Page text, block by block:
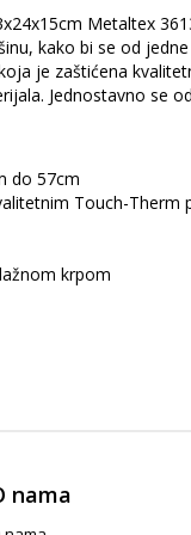
Metaltex
kako bi se od
je zaštićena
Jednostavno se
do 57cm
Touch-Therm
krpom
nama